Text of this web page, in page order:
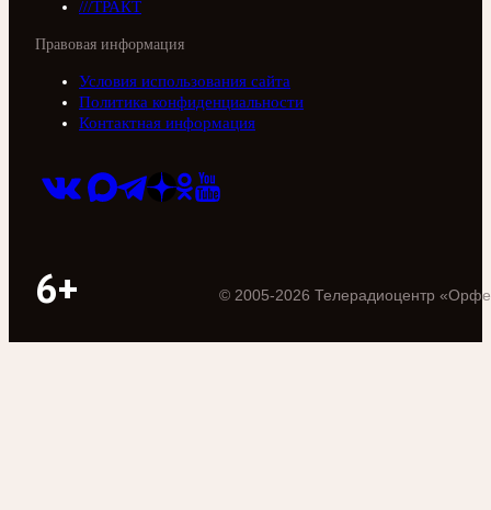
///ТРАКТ
Правовая информация
Условия использования сайта
Политика конфиденциальности
Контактная информация
6+ © 2005-2026 Телерадиоцентр